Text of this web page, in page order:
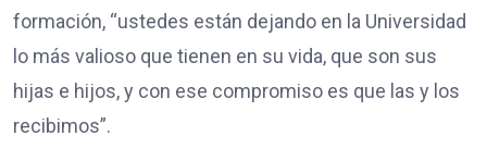
formación, “ustedes están dejando en la Universidad
lo más valioso que tienen en su vida, que son sus
hijas e hijos, y con ese compromiso es que las y los
recibimos”.